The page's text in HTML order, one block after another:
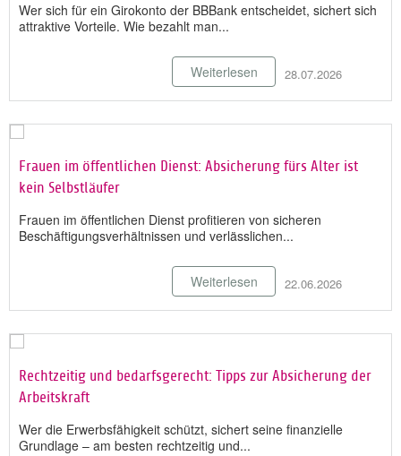
Wer sich für ein Girokonto der BBBank entscheidet, sichert sich
attraktive Vorteile. Wie bezahlt man...
28.07.2026
Weiterlesen
Frauen im öffentlichen Dienst: Absicherung fürs Alter ist
kein Selbstläufer
Frauen im öffentlichen Dienst profitieren von sicheren
Beschäftigungsverhältnissen und verlässlichen...
22.06.2026
Weiterlesen
Rechtzeitig und bedarfsgerecht: Tipps zur Absicherung der
Arbeitskraft
Wer die Erwerbsfähigkeit schützt, sichert seine finanzielle
Grundlage – am besten rechtzeitig und...